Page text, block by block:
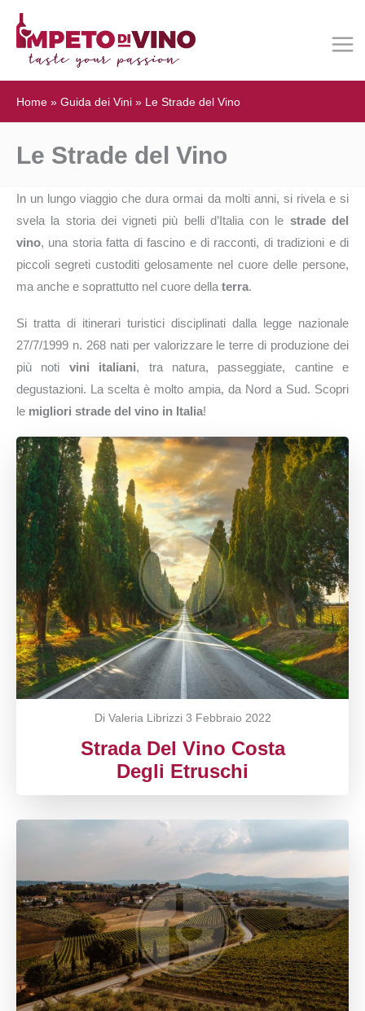
Home » Guida dei Vini » Le Strade del Vino
Le Strade del Vino
In un lungo viaggio che dura ormai da molti anni, si rivela e si
svela la storia dei vigneti più belli d’Italia con le strade del
vino, una storia fatta di fascino e di racconti, di tradizioni e di
piccoli segreti custoditi gelosamente nel cuore delle persone,
ma anche e soprattutto nel cuore della terra.
Si tratta di itinerari turistici disciplinati dalla legge nazionale
27/7/1999 n. 268 nati per valorizzare le terre di produzione dei
più noti vini italiani, tra natura, passeggiate, cantine e
degustazioni. La scelta è molto ampia, da Nord a Sud. Scopri
le migliori strade del vino in Italia!
Di Valeria Librizzi 3 Febbraio 2022
Strada Del Vino Costa
Degli Etruschi